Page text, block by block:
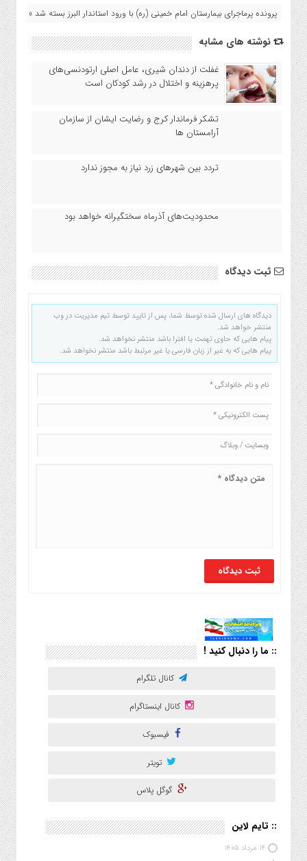
پرونده پرماجرای بیمارستان امام خمینی (ره) با ورود استاندار البرز بسته شد »
نوشته های مشابه
غفلت از دندان شیری، عامل اصلی ارتودنسی‌های
پرهزینه و اختلال در رشد کودکان است
تشکر فرماندار کرج و رضایت ایشان از سازمان
آرامستان ها
تردد بین شهرهای زرد نیاز به مجوز ندارد
محدودیت‌های آذرماه سختگیرانه خواهد بود
ثبت دیدگاه
دیدگاه های ارسال شده توسط شما، پس از تایید توسط تیم مدیریت در وب
منتشر خواهد شد.
پیام هایی که حاوی تهمت یا افترا باشد منتشر نخواهد شد.
پیام هایی که به غیر از زبان فارسی یا غیر مرتبط باشد منتشر نخواهد شد.
:: ما را دنبال کنید !
کانال تلگرام
کانال اینستاگرام
فیسبوک
تویتر
گوگل پلاس
:: تایم لاین
۱۴ مرداد ۱۴۰۵